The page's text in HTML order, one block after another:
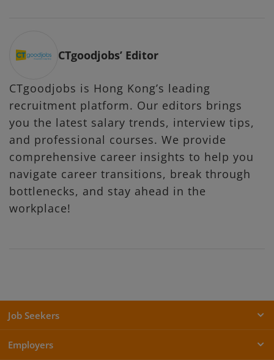
CTgoodjobs’ Editor
CTgoodjobs is Hong Kong’s leading
recruitment platform. Our editors brings
you the latest salary trends, interview tips,
and professional courses. We provide
comprehensive career insights to help you
navigate career transitions, break through
bottlenecks, and stay ahead in the
workplace!
Job Seekers
Employers